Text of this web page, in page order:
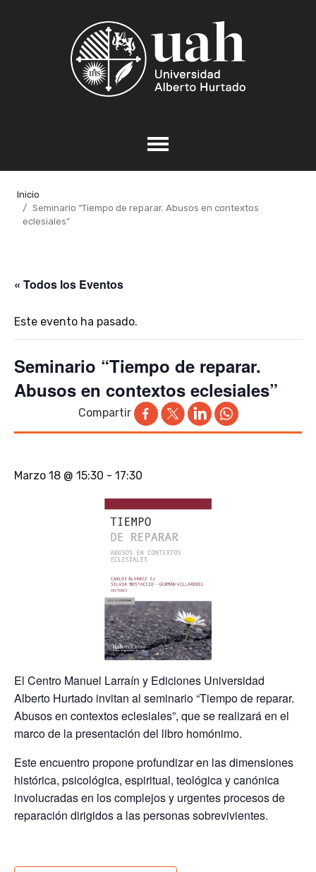
Inicio
Seminario “Tiempo de reparar. Abusos en contextos
eclesiales”
« Todos los Eventos
Este evento ha pasado.
Seminario “Tiempo de reparar.
Abusos en contextos eclesiales”
Compartir
Marzo 18 @ 15:30 - 17:30
El Centro Manuel Larraín y Ediciones Universidad
Alberto Hurtado invitan al seminario “Tiempo de reparar.
Abusos en contextos eclesiales”, que se realizará en el
marco de la presentación del libro homónimo.
Este encuentro propone profundizar en las dimensiones
histórica, psicológica, espiritual, teológica y canónica
involucradas en los complejos y urgentes procesos de
reparación dirigidos a las personas sobrevivientes.